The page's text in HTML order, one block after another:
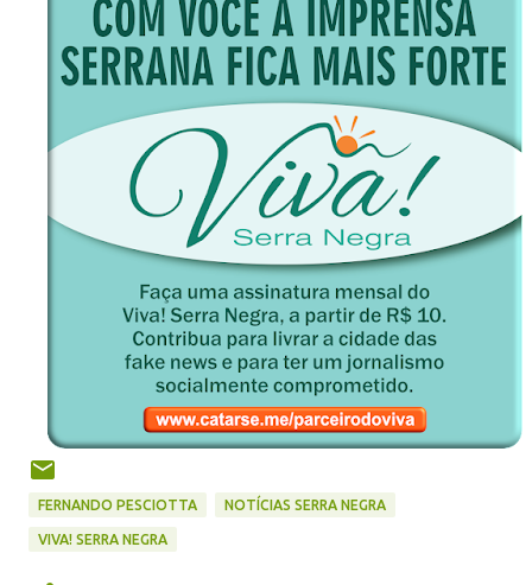
FERNANDO PESCIOTTA NOTÍCIAS SERRA NEGRA
VIVA! SERRA NEGRA